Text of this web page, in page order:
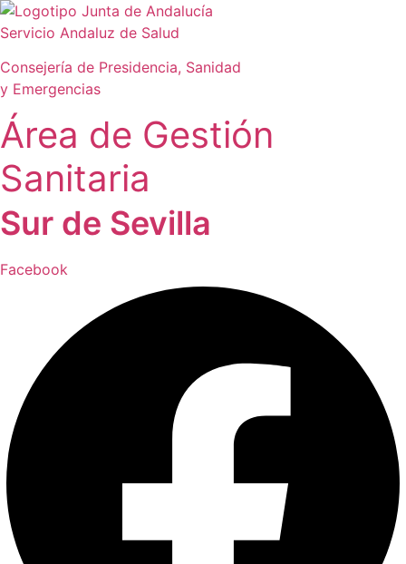
Ir
al
Servicio Andaluz de Salud
Consejería de Presidencia, Sanidad
y Emergencias
Área de Gestión
Sanitaria
Sur de Sevilla
Facebook